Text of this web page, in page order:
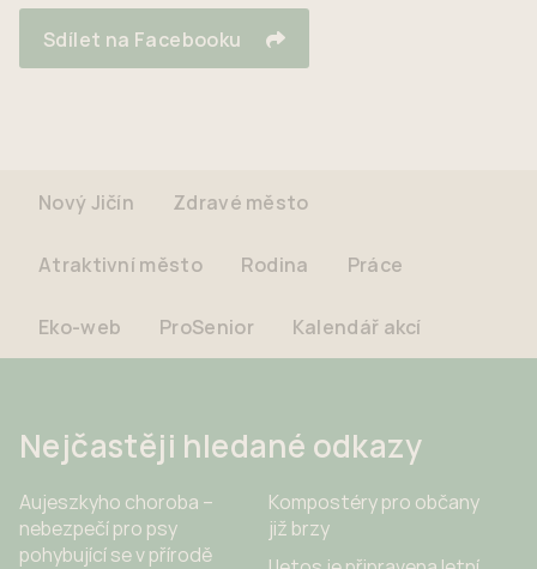
Sdílet na Facebooku
Nový Jičín Zdravé město
Atraktivní město Rodina Práce
Eko-web ProSenior Kalendář akcí
Nejčastěji hledané odkazy
Aujeszkyho choroba –
nebezpečí pro psy
pohybující se v přírodě
Kompostéry pro občany
již brzy